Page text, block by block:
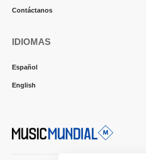
Contáctanos
IDIOMAS
Español
English